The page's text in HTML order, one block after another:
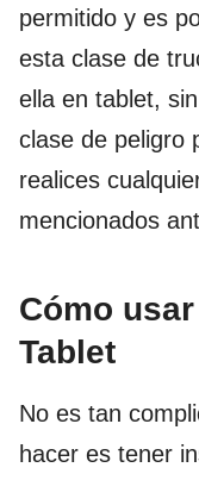
permitido y es
esta clase de
ella en tablet,
clase de peligro
realices
mencionados
Cómo
Tablet
No es tan
hacer es tener